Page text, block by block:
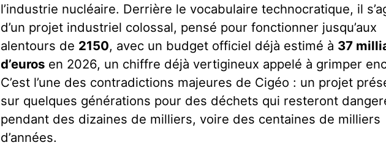
l’industrie nucléaire. Derrière le vocabulaire technocratique, il
d’un projet industriel colossal, pensé pour fonctionner jusqu’aux
alentours de 2150, avec un budget officiel déjà estimé à 37
d’euros en 2026, un chiffre déjà vertigineux appelé à grimper
C’est l’une des contradictions majeures de Cigéo : un projet
sur quelques générations pour des déchets qui resteront
pendant des dizaines de milliers, voire des centaines de milliers
d’années.